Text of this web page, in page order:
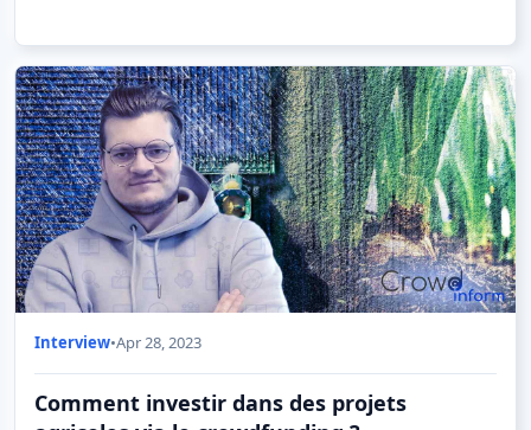
Interview•Apr 28, 2023
Comment investir dans des projets